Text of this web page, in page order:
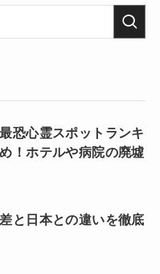
恐心霊スポットランキ
！ホテルや病院の廃墟
と日本との違いを徹底